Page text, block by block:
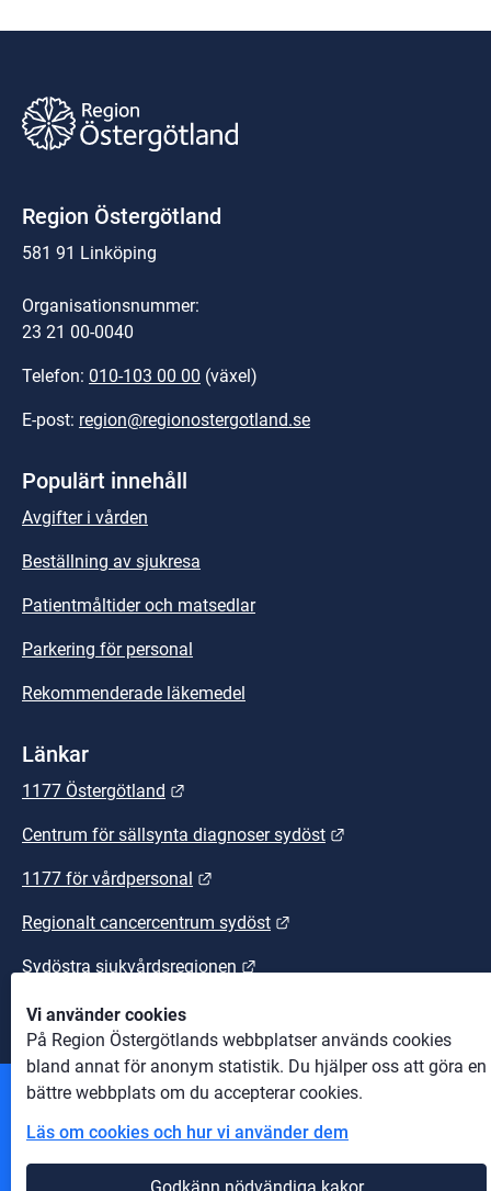
Vi använder cookies
På Region Östergötlands webbplatser används cookies
bland annat för anonym statistik. Du hjälper oss att göra en
bättre webbplats om du accepterar cookies.
Läs om cookies och hur vi använder dem
Region Östergötland
581 91 Linköping
Organisationsnummer:
23 21 00-0040
Telefon: 010-103 00 00 (växel)
E-post: region@regionostergotland.se
Populärt innehåll
Avgifter i vården
Beställning av sjukresa
Patientmåltider och matsedlar
Parkering för personal
Rekommenderade läkemedel
Länkar
1177 Östergötland
Centrum för sällsynta diagnoser sydöst
1177 för vårdpersonal
Regionalt cancercentrum sydöst
Sydöstra sjukvårdsregionen
Information om cookies